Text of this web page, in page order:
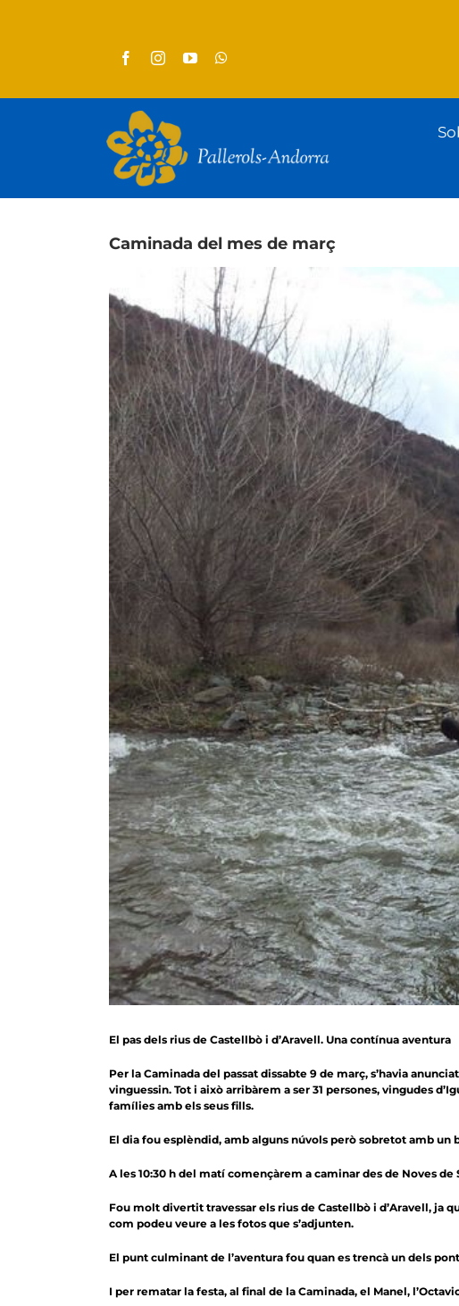
Caminada del mes de març
El pas dels rius de Castellbò i d’Aravell. Una contínua aventura
Per la Caminada del passat dissabte 9 de març, s’havia
vinguessin. Tot i això arribàrem a ser 31 persones, vingudes
famílies amb els seus fills.
El dia fou esplèndid, amb alguns núvols però sobretot amb un
A les 10:30 h del matí començàrem a caminar des de Noves
Fou molt divertit travessar els rius de Castellbò i d’Aravell, ja
com podeu veure a les fotos que s’adjunten.
El punt culminant de l’aventura fou quan es trencà un dels
I per rematar la festa, al final de la Caminada, el Manel,